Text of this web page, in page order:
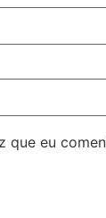
que eu